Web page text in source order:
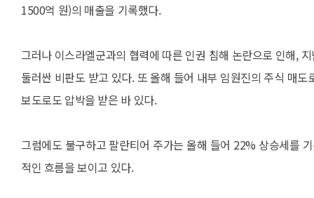
1500억 원)의 매출을 기록했다.
그러나 이스라엘군과의 협력에 따른 인권 침해 논란으로 인해,
둘러싼 비판도 받고 있다. 또 올해 들어 내부 임원진의 주식 매
보도로도 압박을 받은 바 있다.
그럼에도 불구하고 팔란티어 주가는 올해 들어 22% 상승세를
적인 흐름을 보이고 있다.